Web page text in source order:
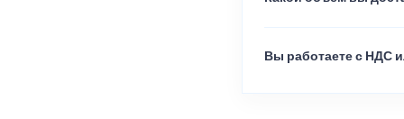
Вы работаете с НДС